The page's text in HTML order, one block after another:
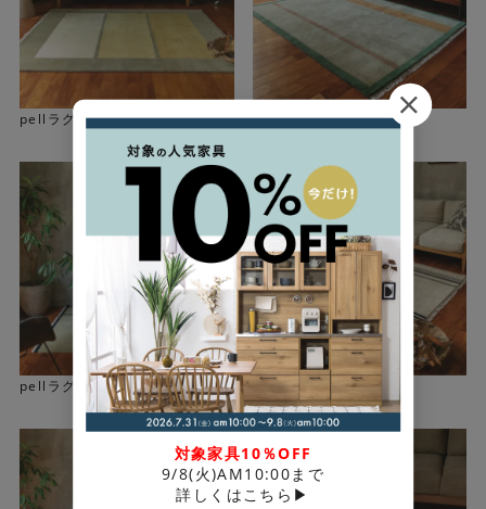
Check！
職人が丹精込めて手織りで仕上げています。丁寧な手仕事
による上質な仕上がりと、 優れた耐久性を持つ本物の手織
りラグです。
pellラグ(dus) pellラグ(teen)
pellラグ(saat) pellラグ(paanch)
対象家具10％OFF
9/8(火)AM10:00まで
詳しくはこちら▶